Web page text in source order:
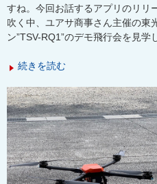
すね。今回お話するアプリのリリ
吹く中、ユアサ商事さん主催の東
ン”TSV-RQ1”のデモ飛行会を見学
続きを読む